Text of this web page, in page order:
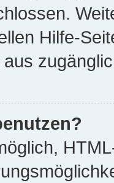
Hilfe-